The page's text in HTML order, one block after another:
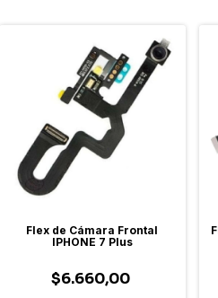
Flex de Cámara Frontal
IPHONE 7 Plus
$6.660,00